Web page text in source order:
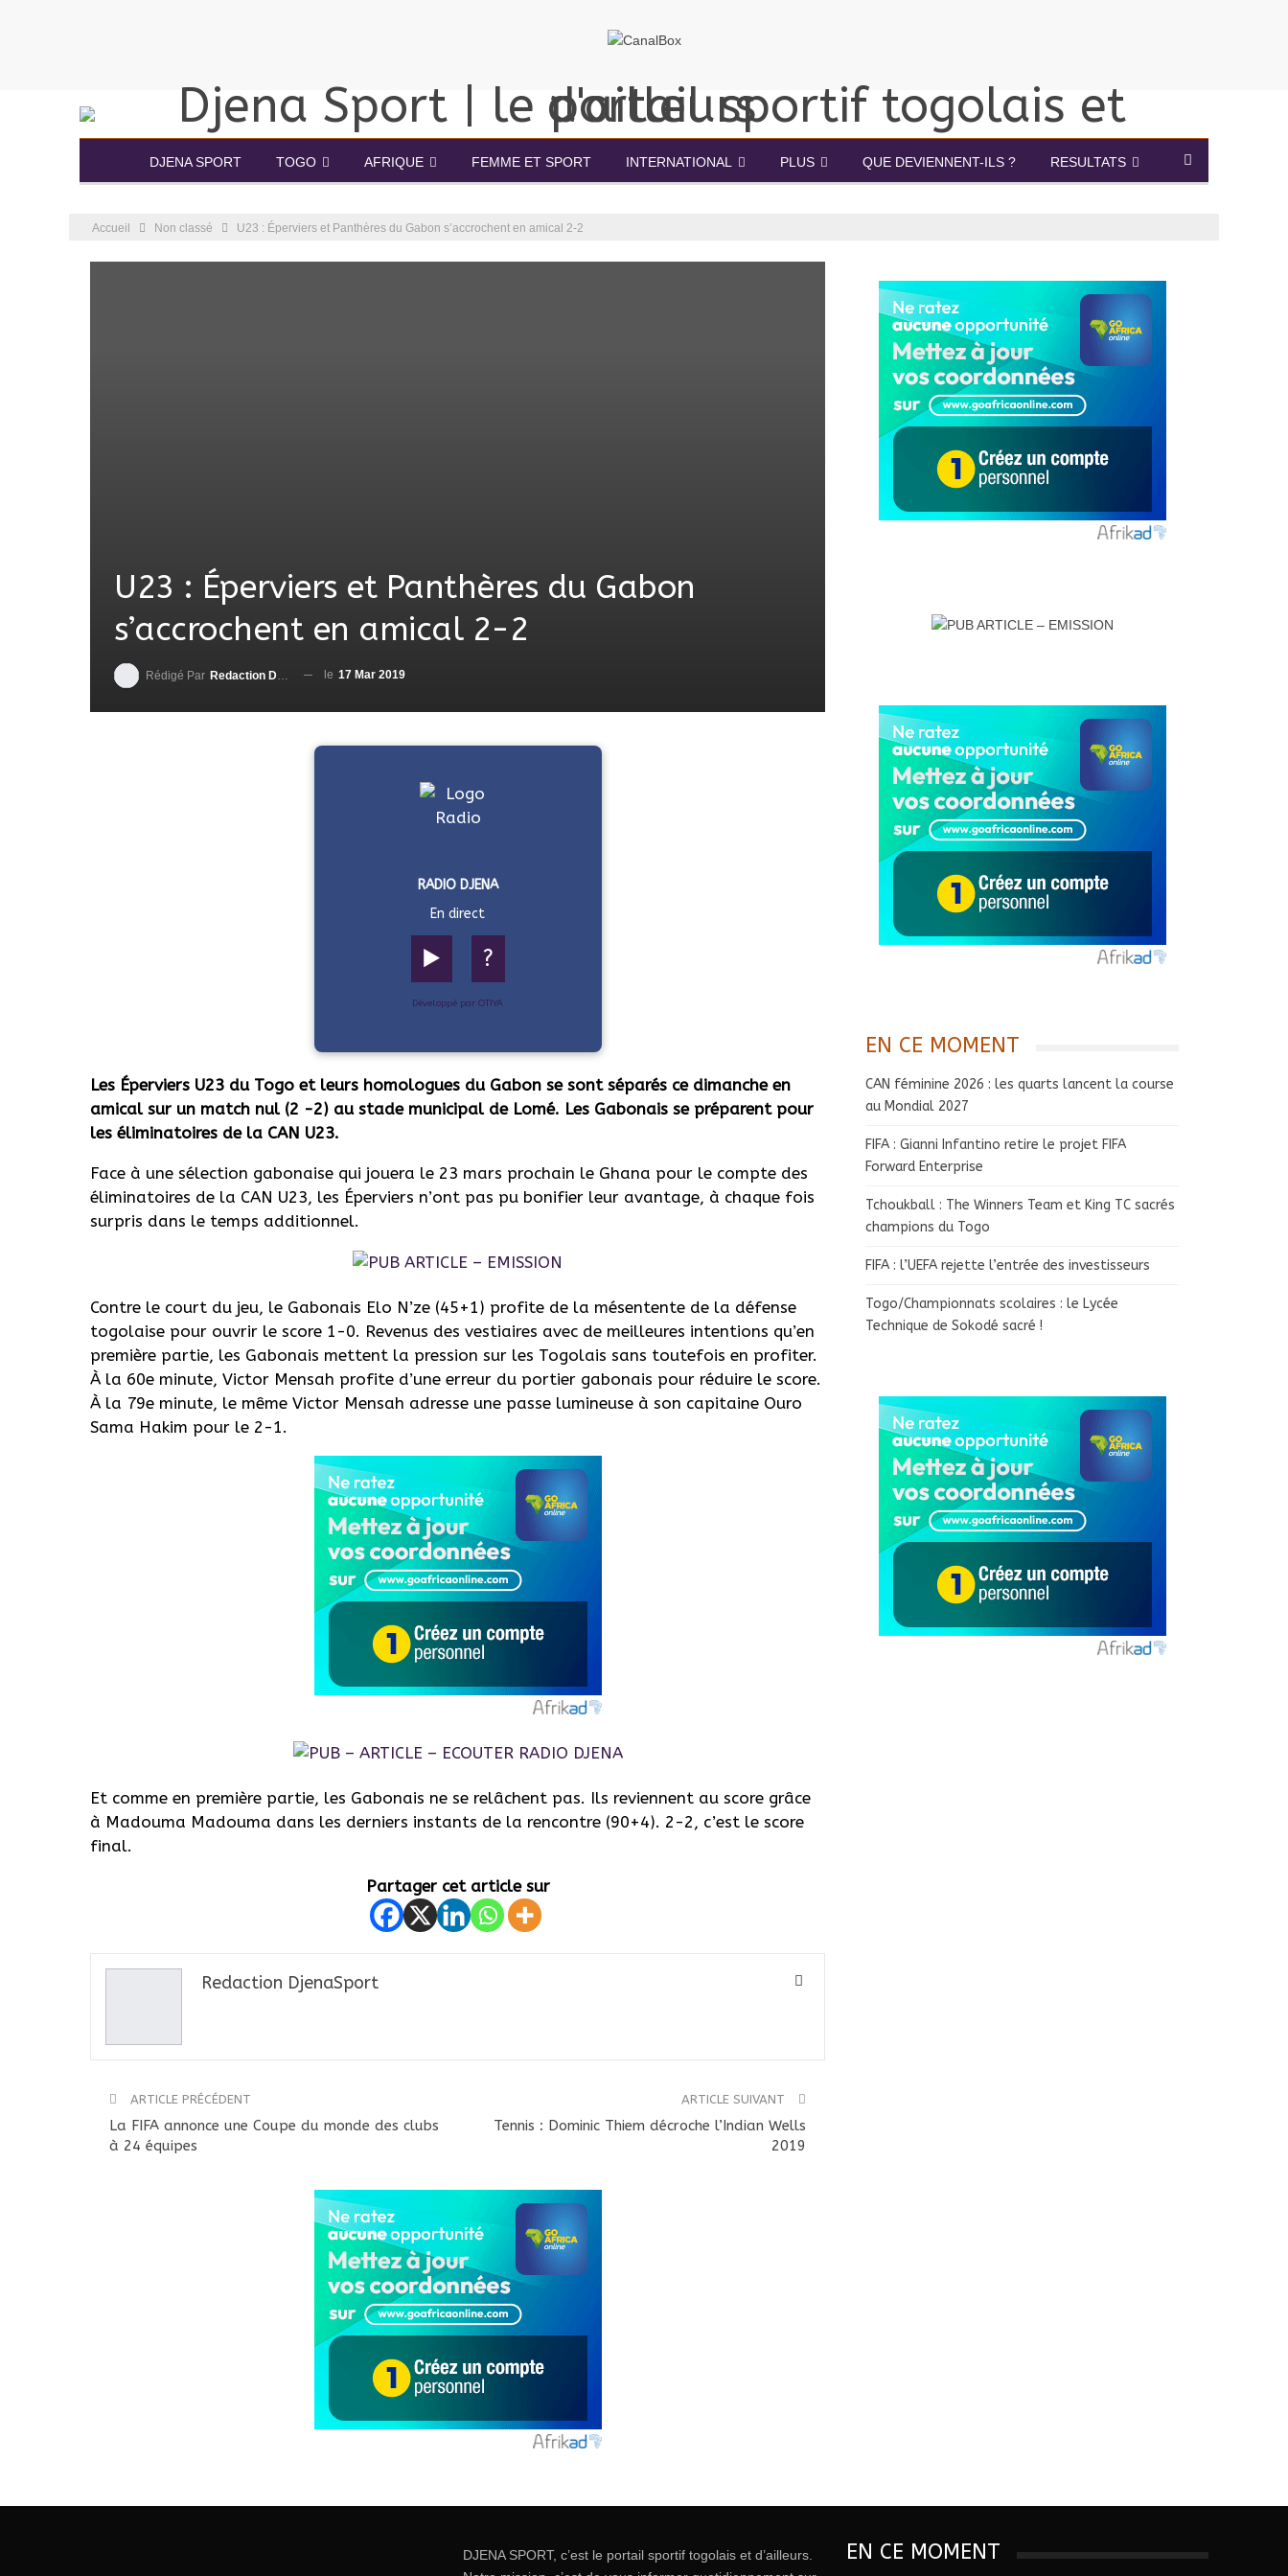
DJENA SPORT TOGO AFRIQUE FEMME ET SPORT INTERNATIONAL PLUS QUE DEVIENNENT-ILS ? RESULTATS
Accueil Non classé U23 : Éperviers et Panthères du Gabon s’accrochent en amical 2-2
U23 : Éperviers et Panthères du Gabon
s’accrochent en amical 2-2
Rédigé Par Redaction DjenaSport le 17 Mar 2019
RADIO DJENA
En direct
▶️ ?
Développé par OTIYA
Les Éperviers U23 du Togo et leurs homologues du Gabon se sont séparés ce dimanche en
amical sur un match nul (2 -2) au stade municipal de Lomé. Les Gabonais se préparent pour
les éliminatoires de la CAN U23.
Face à une sélection gabonaise qui jouera le 23 mars prochain le Ghana pour le compte des
éliminatoires de la CAN U23, les Éperviers n’ont pas pu bonifier leur avantage, à chaque fois
surpris dans le temps additionnel.
Contre le court du jeu, le Gabonais Elo N’ze (45+1) profite de la mésentente de la défense
togolaise pour ouvrir le score 1-0. Revenus des vestiaires avec de meilleures intentions qu’en
première partie, les Gabonais mettent la pression sur les Togolais sans toutefois en profiter.
À la 60e minute, Victor Mensah profite d’une erreur du portier gabonais pour réduire le score.
À la 79e minute, le même Victor Mensah adresse une passe lumineuse à son capitaine Ouro
Sama Hakim pour le 2-1.
Et comme en première partie, les Gabonais ne se relâchent pas. Ils reviennent au score grâce
à Madouma Madouma dans les derniers instants de la rencontre (90+4). 2-2, c’est le score
final.
Partager cet article sur
Redaction DjenaSport
ARTICLE PRÉCÉDENT
La FIFA annonce une Coupe du monde des clubs
à 24 équipes
ARTICLE SUIVANT
Tennis : Dominic Thiem décroche l’Indian Wells
2019
EN CE MOMENT
CAN féminine 2026 : les quarts lancent la course
au Mondial 2027
FIFA : Gianni Infantino retire le projet FIFA
Forward Enterprise
Tchoukball : The Winners Team et King TC sacrés
champions du Togo
FIFA : l’UEFA rejette l’entrée des investisseurs
Togo/Championnats scolaires : le Lycée
Technique de Sokodé sacré !
DJENA SPORT, c’est le portail sportif togolais et d’ailleurs.
EN CE MOMENT